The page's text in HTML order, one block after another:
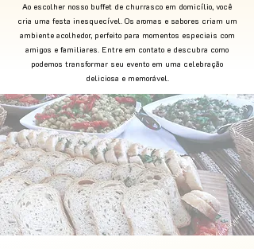
Ao escolher nosso buffet de churrasco em domicílio, você
cria uma festa inesquecível. Os aromas e sabores criam um
ambiente acolhedor, perfeito para momentos especiais com
amigos e familiares. Entre em contato e descubra como
podemos transformar seu evento em uma celebração
deliciosa e memorável.